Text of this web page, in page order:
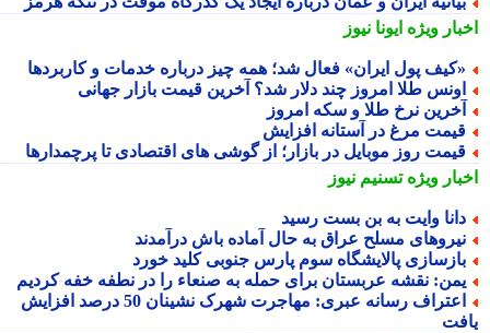
ویژهایونا نیوز
پول ایران» فعال شد؛ همه چیز درباره خدمات و کاربردها
طلا امروز چند دلار شد؟ آخرین قیمت بازار جهانی
نرخ طلا و سکه امروز
مرغ در آستانه افزایش
روز موبایل در بازار؛ از گوشی های اقتصادی تا پرچمدارها
ویژهتسنیم نیوز
وایت به بن بست رسید
مسلح عراق به حال آماده باش درآمدند
پالایشگاه سوم پارس جنوبی کلید خورد
نقشه عربستان برای حمله به صنعاء را در نطفه خفه کردیم
اعتراف رسانه عبری: مهاجرت شهرک نشینان 50 درصد افزایش